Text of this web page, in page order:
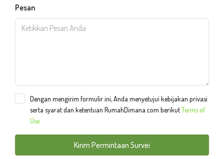
Pesan
Dengan mengirim formulir ini, Anda menyetujui kebijakan privasi
serta syarat dan ketentuan RumahDimana.com berikutTerms of
Use
Kirim Permintaan Survei